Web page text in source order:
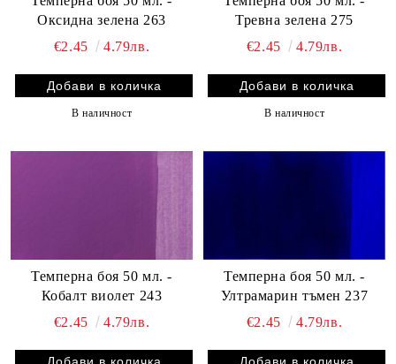
Оксидна зелена 263
€2.45
4.79лв.
В наличност
Тревна зелена 275
€2.45
4.79лв.
В наличност
Темперна боя 50 мл. -
Кобалт виолет 243
€2.45
4.79лв.
Темперна боя 50 мл. -
Ултрамарин тъмен 237
€2.45
4.79лв.